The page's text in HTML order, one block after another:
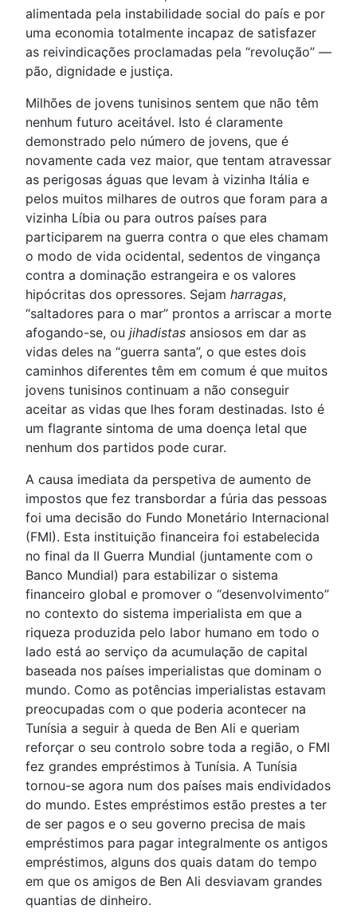
alimentada pela instabilidade social do país e por
uma economia totalmente incapaz de satisfazer
as reivindicações proclamadas pela “revolução” —
pão, dignidade e justiça.
Milhões de jovens tunisinos sentem que não têm
nenhum futuro aceitável. Isto é claramente
demonstrado pelo número de jovens, que é
novamente cada vez maior, que tentam atravessar
as perigosas águas que levam à vizinha Itália e
pelos muitos milhares de outros que foram para a
vizinha Líbia ou para outros países para
participarem na guerra contra o que eles chamam
o modo de vida ocidental, sedentos de vingança
contra a dominação estrangeira e os valores
hipócritas dos opressores. Sejam harragas,
“saltadores para o mar” prontos a arriscar a morte
afogando-se, ou jihadistas ansiosos em dar as
vidas deles na “guerra santa”, o que estes dois
caminhos diferentes têm em comum é que muitos
jovens tunisinos continuam a não conseguir
aceitar as vidas que lhes foram destinadas. Isto é
um flagrante sintoma de uma doença letal que
nenhum dos partidos pode curar.
A causa imediata da perspetiva de aumento de
impostos que fez transbordar a fúria das pessoas
foi uma decisão do Fundo Monetário Internacional
(FMI). Esta instituição financeira foi estabelecida
no final da II Guerra Mundial (juntamente com o
Banco Mundial) para estabilizar o sistema
financeiro global e promover o “desenvolvimento”
no contexto do sistema imperialista em que a
riqueza produzida pelo labor humano em todo o
lado está ao serviço da acumulação de capital
baseada nos países imperialistas que dominam o
mundo. Como as potências imperialistas estavam
preocupadas com o que poderia acontecer na
Tunísia a seguir à queda de Ben Ali e queriam
reforçar o seu controlo sobre toda a região, o FMI
fez grandes empréstimos à Tunísia. A Tunísia
tornou-se agora num dos países mais endividados
do mundo. Estes empréstimos estão prestes a ter
de ser pagos e o seu governo precisa de mais
empréstimos para pagar integralmente os antigos
empréstimos, alguns dos quais datam do tempo
em que os amigos de Ben Ali desviavam grandes
quantias de dinheiro.